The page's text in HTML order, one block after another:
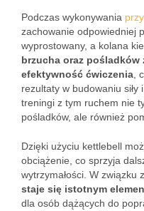
Podczas wykonywania
zachowanie odpowiedniej
wyprostowany, a kolana
brzucha oraz pośladków
efektywność ćwiczenia ,
rezultaty w budowaniu
treningi z tym ruchem nie
pośladków, ale również
Dzięki użyciu kettlebell
obciążenie, co sprzyja
wytrzymałości. W związku
staje się istotnym
dla osób dążących do